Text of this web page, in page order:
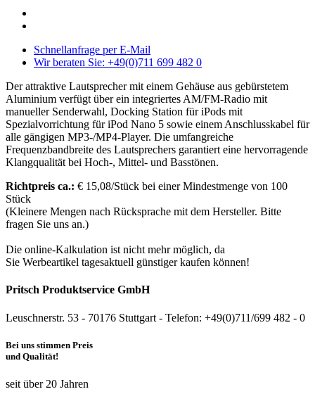
Schnellanfrage per E-Mail
Wir beraten Sie: +49(0)711 699 482 0
Der attraktive Lautsprecher mit einem Gehäuse aus gebürstetem
Aluminium verfügt über ein integriertes AM/FM-Radio mit
manueller Senderwahl, Docking Station für iPods mit
Spezialvorrichtung für iPod Nano 5 sowie einem Anschlusskabel für
alle gängigen MP3-/MP4-Player. Die umfangreiche
Frequenzbandbreite des Lautsprechers garantiert eine hervorragende
Klangqualität bei Hoch-, Mittel- und Basstönen.
Richtpreis ca.: € 15,08/Stück bei einer Mindestmenge von 100
Stück
(Kleinere Mengen nach Rücksprache mit dem Hersteller. Bitte
fragen Sie uns an.)
Die online-Kalkulation ist nicht mehr möglich, da
Sie Werbeartikel tagesaktuell günstiger kaufen können!
Pritsch Produktservice GmbH
Leuschnerstr. 53 - 70176 Stuttgart - Telefon: +49(0)711/699 482 - 0
Bei uns stimmen Preis
und Qualität!
seit über 20 Jahren